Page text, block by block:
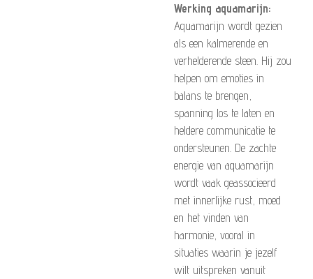
Werking aquamarijn:
Aquamarijn wordt gezien
als een kalmerende en
verhelderende steen. Hij zou
helpen om emoties in
balans te brengen,
spanning los te laten en
heldere communicatie te
ondersteunen. De zachte
energie van aquamarijn
wordt vaak geassocieerd
met innerlijke rust, moed
en het vinden van
harmonie, vooral in
situaties waarin je jezelf
wilt uitspreken vanuit